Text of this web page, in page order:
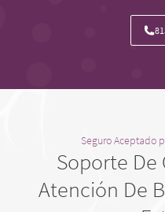
Seguro Aceptado
Soporte De
Atención De